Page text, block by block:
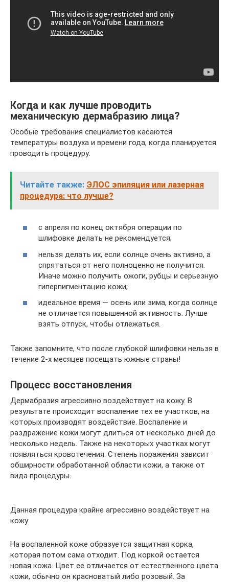
Когда и как лучше проводить
механическую дермабразию лица?
Особые требования специалистов касаются
температуры воздуха и времени года, когда планируется
проводить процедуру:
Читайте также: ЭЛОС эпиляция или лазерная
процедура: что лучше?
с апреля по конец октября операции по
шлифовке делать не рекомендуется;
нельзя делать их, если солнце очень активно, а
спрятаться от него полноценно не получится.
Иначе можно получить ожоги, рубцы и серьезную
гиперпигментацию кожи;
идеальное время — осень или зима, когда солнце
не отличается повышенной активность. Лучше
взять отпуск, чтобы отлежаться.
Также запомните, что после глубокой шлифовки нельзя в
течение 2-х месяцев посещать южные страны!
Процесс восстановления
Дермабразия агрессивно воздействует на кожу. В
результате происходит воспаление тех ее участков, на
которых производят воздействие. Воспаление и
раздражение кожи могут длиться от несколько дней до
несколько недель. Также на некоторых участках могут
появляться кровотечения. Степень поражения зависит
обширности обработанной области кожи, а также от
вида процедуры.
Данная процедура крайне агрессивно воздействует на
кожу
На воспаленной коже образуется защитная корка,
которая потом сама отходит. Под коркой остается
новая кожа. Цвет ее отличается от естественного цвета
кожи, обычно он красноватый либо розовый. За